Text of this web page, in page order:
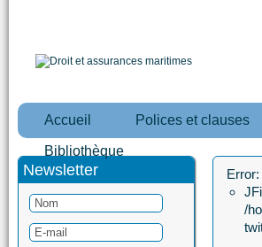
Accueil Polices et clauses
Bibliothèque
Newsletter
Error:
/